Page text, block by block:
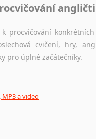
procvičování
cvičení, hry,
pro úplné začátečníky.
MP3 a video